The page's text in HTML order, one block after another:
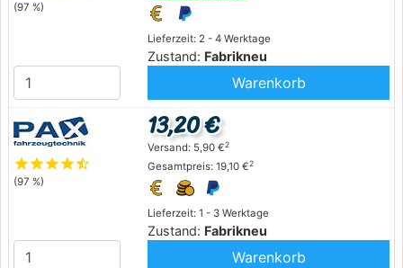
(97 %)
Lieferzeit: 2 - 4 Werktage
Zustand: Fabrikneu
Warenkorb
starstarstarstarstar_half
(97 %)
Lieferzeit: 1 - 3 Werktage
Zustand: Fabrikneu
13,20 €
Versand: 5,90 €2
Gesamtpreis: 19,10 €2
Warenkorb